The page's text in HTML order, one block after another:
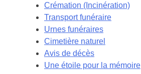
Crémation (Incinération)
Transport funéraire
Urnes funéraires
Cimetière naturel
Avis de décès
Une étoile pour la mémoire